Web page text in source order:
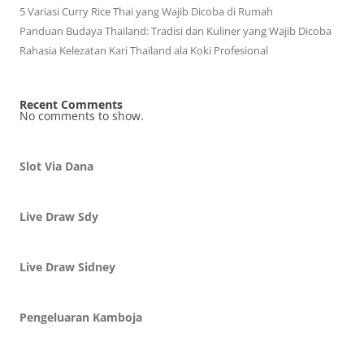
5 Variasi Curry Rice Thai yang Wajib Dicoba di Rumah
Panduan Budaya Thailand: Tradisi dan Kuliner yang Wajib Dicoba
Rahasia Kelezatan Kari Thailand ala Koki Profesional
Recent Comments
No comments to show.
Slot Via Dana
Live Draw Sdy
Live Draw Sidney
Pengeluaran Kamboja